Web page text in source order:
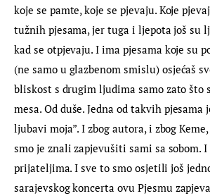
koje se pamte, koje se pjevaju. Koje
tužnih pjesama, jer tuga i ljepota još su
kad se otpjevaju. I ima pjesama koje su
(ne samo u glazbenom smislu) osjećaš
bliskost s drugim ljudima samo zato što
mesa. Od duše. Jedna od takvih pjesama
ljubavi moja”. I zbog autora, i zbog
smo je znali zapjevušiti sami sa sobom.
prijateljima. I sve to smo osjetili još
sarajevskog koncerta ovu Pjesmu